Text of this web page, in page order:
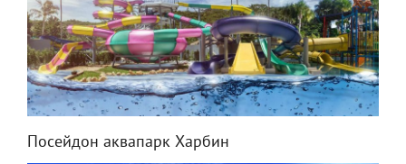
Посейдон аквапарк Харбин